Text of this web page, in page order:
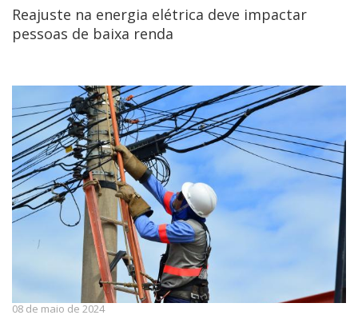
Reajuste na energia elétrica deve impactar
pessoas de baixa renda
08 de maio de 2024